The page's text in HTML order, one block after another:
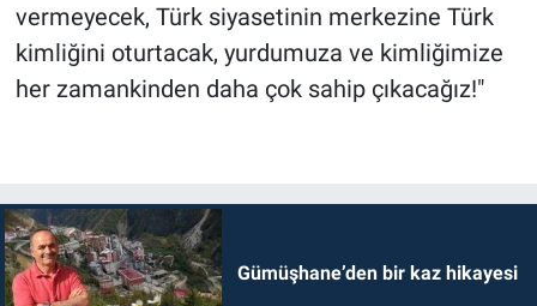
vermeyecek, Türk siyasetinin merkezine Türk
kimliğini oturtacak, yurdumuza ve kimliğimize
her zamankinden daha çok sahip çıkacağız!"
Gümüşhane’den bir kaz hikayesi